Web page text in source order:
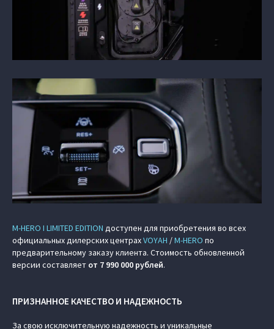
M‑HERO I LIMITED EDITION доступен для приобретения во всех
официальных дилерских центрахVOYAH /M‑HERO по
предварительному заказу клиента. Стоимость обновленной
версии составляет от 7 990 000 рублей.
ПРИЗНАННОЕ КАЧЕСТВО И НАДЕЖНОСТЬ
За свою исключительную надежность и уникальные